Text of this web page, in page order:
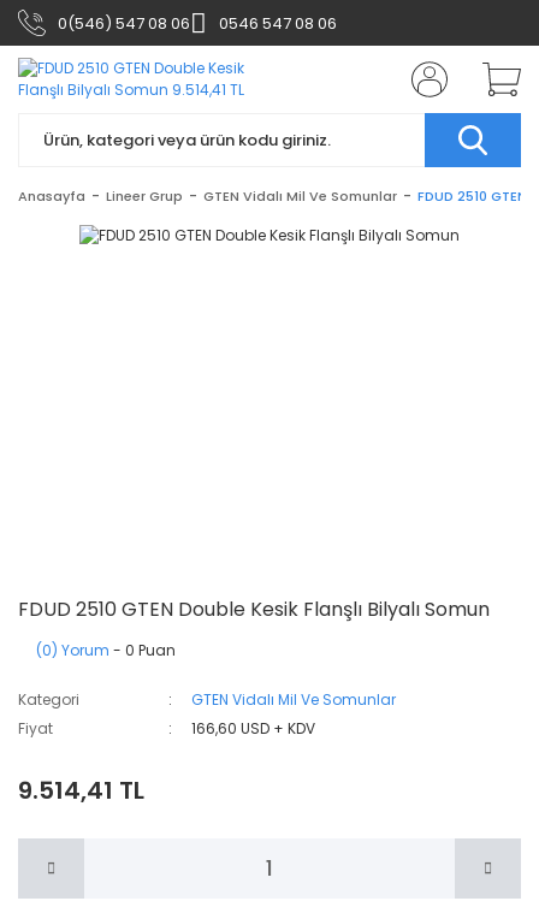
0(546) 547 08 06 0546 547 08 06
Anasayfa Lineer Grup GTEN Vidalı Mil Ve Somunlar FDUD 2510 GTEN
FDUD 2510 GTEN Double Kesik Flanşlı Bilyalı Somun
(0) Yorum - 0 Puan
Kategori
GTEN Vidalı Mil Ve Somunlar
Fiyat
166,60 USD + KDV
9.514,41 TL